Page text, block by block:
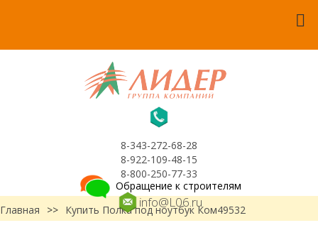
8-343-272-68-28
8-922-109-48-15
8-800-250-77-33
info@L06.ru
Обращение к строителям
Главная
>> Купить Полка под ноутбук Ком49532